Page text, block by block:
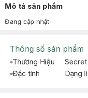
Mô tả sản phẩm
Đang cập nhật
Thông số sản phẩm
Thương Hiệu
Đặc tính
Dạng lì